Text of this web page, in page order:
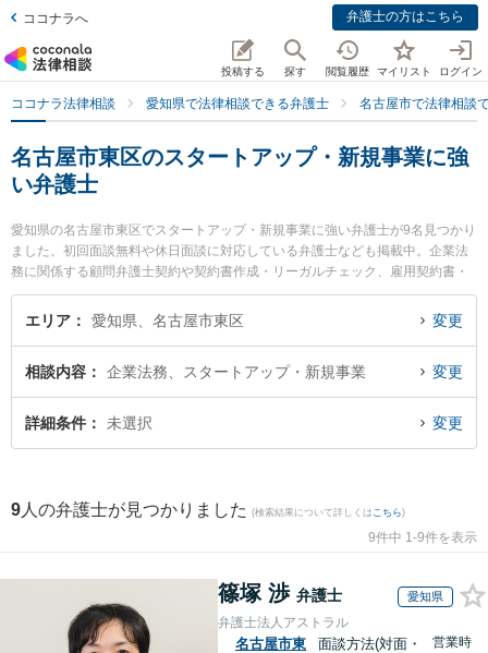
ココナラへ 弁護士の方はこちら
投稿する 探す 閲覧履歴 マイリスト ログイン
ココナラ法律相談 愛知県で法律相談できる弁護士 名古屋市で法律相談
名古屋市東区のスタートアップ・新規事業に強
い弁護士
愛知県の名古屋市東区でスタートアップ・新規事業に強い弁護士が9名見つかり
ました。初回面談無料や休日面談に対応している弁護士なども掲載中。企業法
務に関係する顧問弁護士契約や契約書作成・リーガルチェック、雇用契約書・
就業規則作成等の細かな分野での絞り込み検索もでき便利です。特に河村法律
事務所の河村 潔俊弁護士やたいよう法律事務所の松山 健弁護士、弁護士法人ブ
業のトラブルを今すぐに弁護士に相談したい』『スタートアップ・新規事業の
トラブル解決の実績豊富な近くの弁護士を検索したい』『初回相談無料でスタ
ートアップ・新規事業を法律相談できる名古屋市東区内の弁護士に相談予約し
エリア 愛知県、名古屋市東区 変更
相談内容 企業法務、スタートアップ・新規事業 変更
詳細条件 未選択 変更
9 人の弁護士が見つかりました (検索結果について詳しくは こちら)
9件中 1-9件を表示
篠塚 渉 弁護士 愛知県
弁護士法人アストラル
名古屋市東
面談方法(対面・
営業時